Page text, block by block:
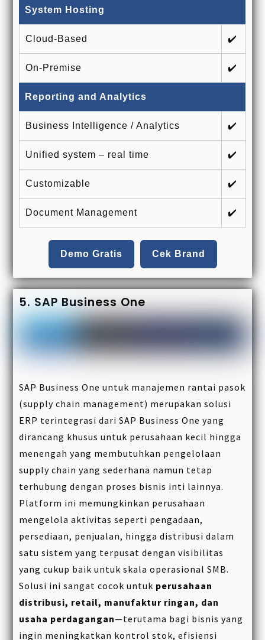
System Hosting
Cloud-Based ✔️
On-Premise ✔️
Reporting and Analytics
Business Intelligence / Analytics ✔️
Unified system – real time ✔️
Customizable ✔️
Document Management ✔️
Demo Gratis Cek Brand
5. SAP Business One
SAP Business One untuk manajemen rantai pasok
(supply chain management) merupakan solusi
ERP terintegrasi dari SAP Business One yang
dirancang khusus untuk perusahaan kecil hingga
menengah yang membutuhkan pengelolaan
supply chain yang sederhana namun tetap
terhubung dengan proses bisnis inti lainnya.
Platform ini memungkinkan perusahaan
mengelola aktivitas seperti pengadaan,
persediaan, penjualan, hingga distribusi dalam
satu sistem yang terpusat dengan visibilitas
yang cukup baik untuk skala operasional SMB.
Solusi ini sangat cocok untuk perusahaan
distribusi, retail, manufaktur ringan, dan
usaha perdagangan—terutama bagi bisnis yang
ingin meningkatkan kontrol stok, efisiensi